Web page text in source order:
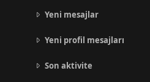
Yeni mesajlar
Yeni profil mesajları
Son aktivite